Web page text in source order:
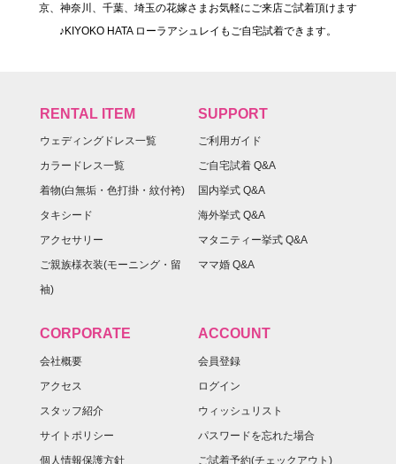
京、神奈川、千葉、埼玉の花嫁さまお気軽にご来店ご試着頂けます
♪KIYOKO HATA ローラアシュレイもご自宅試着できます。
RENTAL ITEM
ウェディングドレス一覧
カラードレス一覧
着物(白無垢・色打掛・紋付袴)
タキシード
アクセサリー
ご親族様衣装(モーニング・留
袖)
SUPPORT
ご利用ガイド
ご自宅試着 Q&A
国内挙式 Q&A
海外挙式 Q&A
マタニティー挙式 Q&A
ママ婚 Q&A
CORPORATE
会社概要
アクセス
スタッフ紹介
サイトポリシー
個人情報保護方針
ACCOUNT
会員登録
ログイン
ウィッシュリスト
パスワードを忘れた場合
ご試着予約(チェックアウト)